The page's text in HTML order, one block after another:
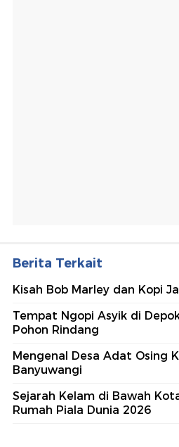
Berita Terkait
Kisah Bob Marley dan Kopi
Tempat Ngopi Asyik di
Pohon Rindang
Mengenal Desa Adat Osing
Banyuwangi
Sejarah Kelam di Bawah
Rumah Piala Dunia 2026